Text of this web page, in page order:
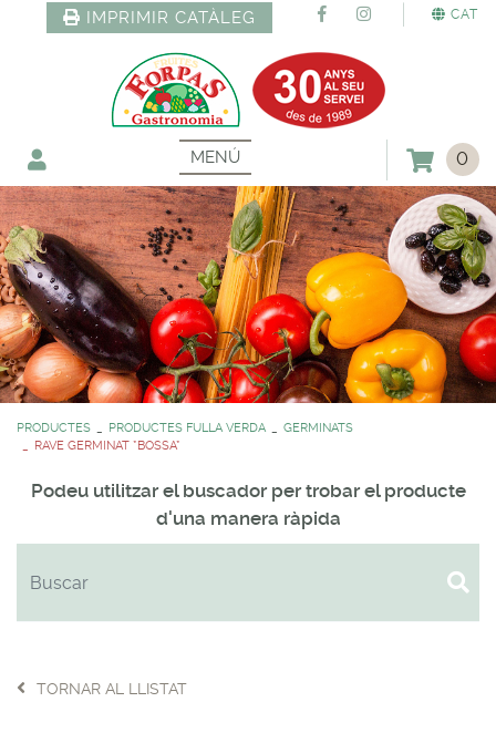
CAT
IMPRIMIR CATÀLEG
MENÚ 0
PRODUCTES PRODUCTES FULLA VERDA
GERMINATS
RAVE GERMINAT *BOSSA*
Podeu utilitzar el buscador per trobar el producte
d'una manera ràpida
TORNAR AL LLISTAT